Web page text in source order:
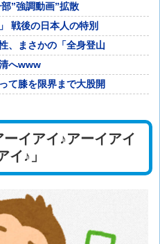
”強調動画”拡散
戦後の日本人の特別
、まさかの「全身登山
へwww
て膝を限界まで大股開
イアイ♪アーイアイ
イ♪」